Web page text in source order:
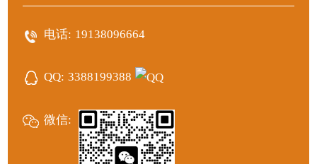
电话: 19138096664
QQ: 3388199388
微信: